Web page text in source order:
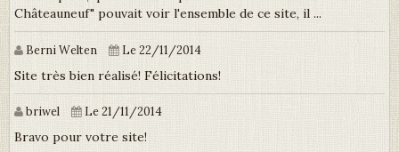
Châteauneuf" pouvait voir l'ensemble de ce site, il ...
Berni Welten Le 22/11/2014
Site très bien réalisé! Félicitations!
briwel Le 21/11/2014
Bravo pour votre site!